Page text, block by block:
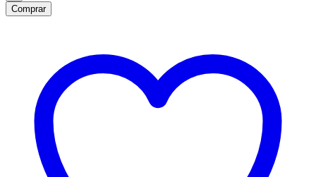
Comprar